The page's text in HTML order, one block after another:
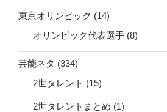
東京オリンピック (14)
オリンピック代表選手 (8)
芸能ネタ (334)
2世タレント (15)
2世タレントまとめ (1)